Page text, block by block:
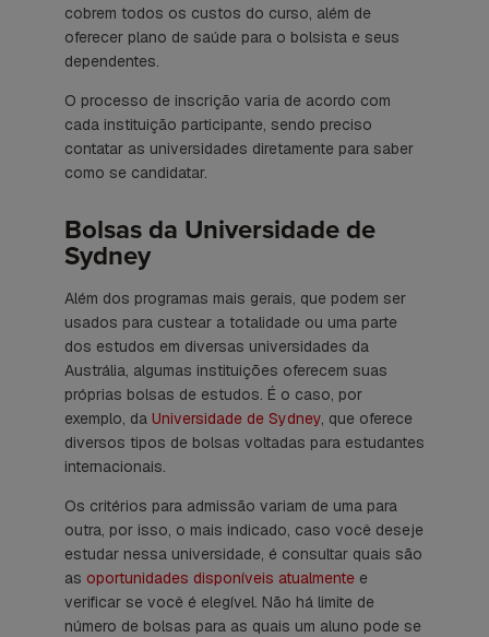
cobrem todos os custos do curso, além de
oferecer plano de saúde para o bolsista e seus
dependentes.
O processo de inscrição varia de acordo com
cada instituição participante, sendo preciso
contatar as universidades diretamente para saber
como se candidatar.
Bolsas da Universidade de
Sydney
Além dos programas mais gerais, que podem ser
usados para custear a totalidade ou uma parte
dos estudos em diversas universidades da
Austrália, algumas instituições oferecem suas
próprias bolsas de estudos. É o caso, por
exemplo, da Universidade de Sydney, que oferece
diversos tipos de bolsas voltadas para estudantes
internacionais.
Os critérios para admissão variam de uma para
outra, por isso, o mais indicado, caso você deseje
estudar nessa universidade, é consultar quais são
as oportunidades disponíveis atualmente e
verificar se você é elegível. Não há limite de
número de bolsas para as quais um aluno pode se